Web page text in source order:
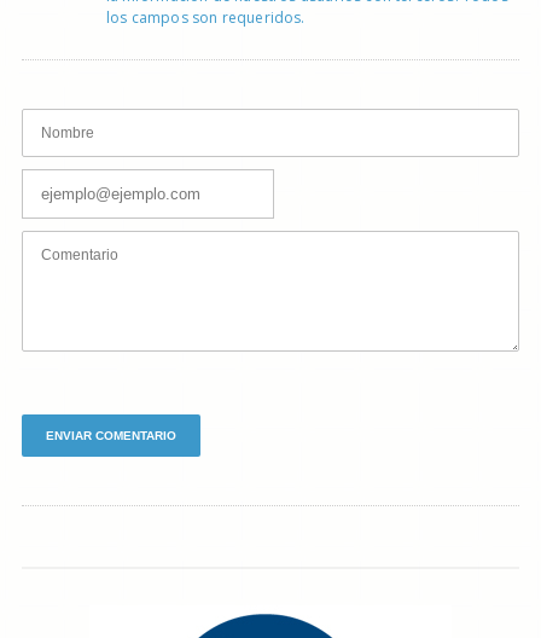
los campos son requeridos.